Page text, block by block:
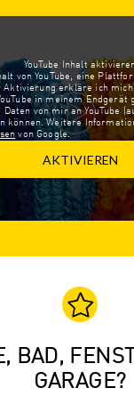
YouTube Inhalt
von YouTube, eine
erkläre ich
in meinem Endgerät
von mir an YouTube
können. Weitere
von Google.
AKTIVIEREN
BAD,
GARAGE?